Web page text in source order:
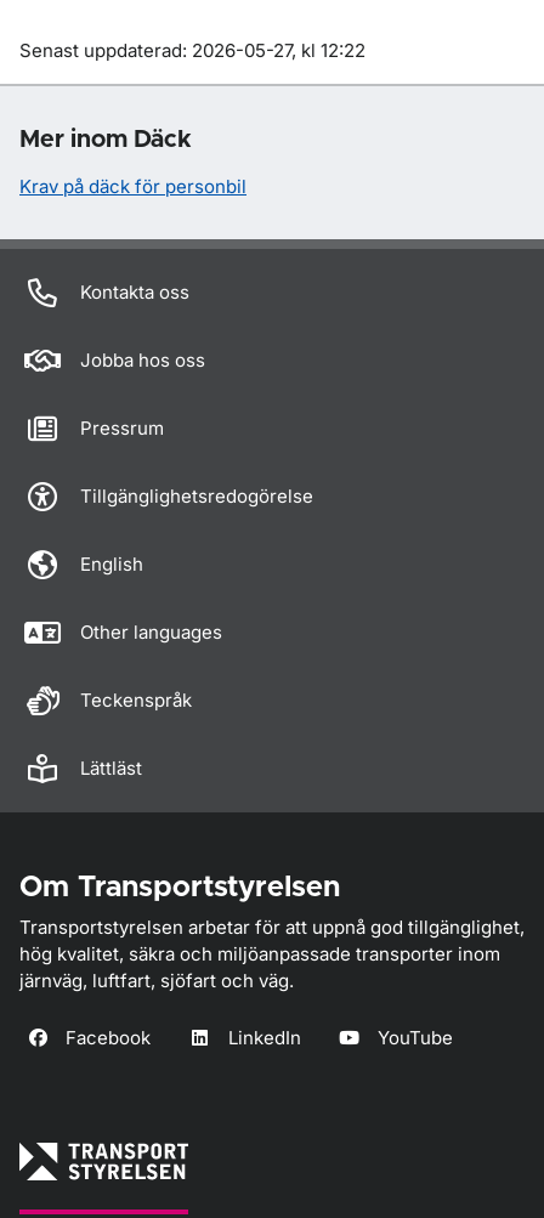
Om sidan
Senast uppdaterad: 2026-05-27, kl 12:22
Mer inom Däck
Krav på däck för personbil
Kontakta oss
Jobba hos oss
Pressrum
Tillgänglighetsredogörelse
English
Other languages
Teckenspråk
Lättläst
Om Transportstyrelsen
Transportstyrelsen arbetar för att uppnå god tillgänglighet,
hög kvalitet, säkra och miljöanpassade transporter inom
järnväg, luftfart, sjöfart och väg.
Facebook LinkedIn YouTube